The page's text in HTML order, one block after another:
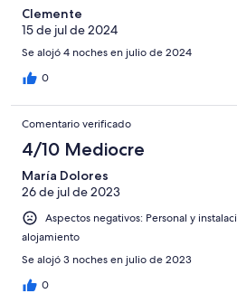
Clemente
15 de jul de 2024
Se alojó 4 noches en julio de 2024
0
Comentario verificado
4/10 Mediocre
María Dolores
26 de jul de 2023
Aspectos negativos: Personal y
alojamiento
Se alojó 3 noches en julio de 2023
0